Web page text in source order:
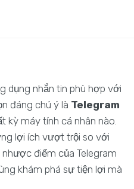
dụng nhắn tin phù hợp với
đáng chú ý là Telegram
kỳ máy tính cá nhân nào.
lợi ích vượt trội so với
điểm của Telegram
khám phá sự tiện lợi mà